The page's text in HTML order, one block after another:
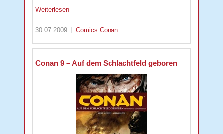
Weiterlesen
30.07.2009 ComicsConan
Conan 9 – Auf dem Schlachtfeld geboren